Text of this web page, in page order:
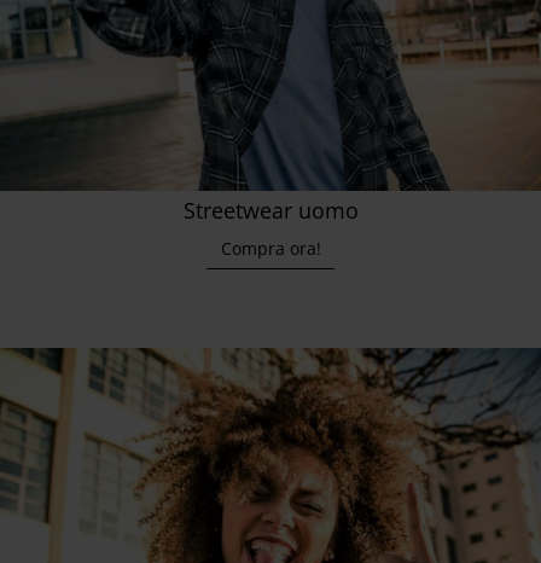
Streetwear uomo
Compra ora!